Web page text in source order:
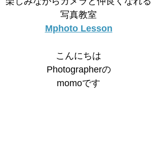
写真教室
Mphoto Lesson
こんにちは
Photographerの
momoです